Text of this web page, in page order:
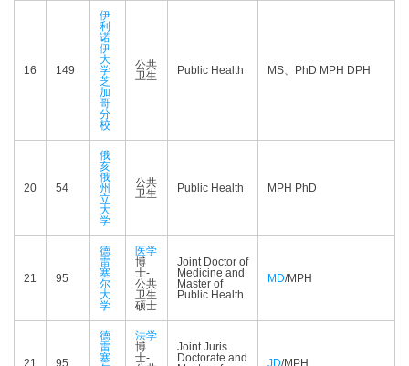
16 149
伊
利
诺
伊
大
学
芝
加
哥
分
校
公共
卫生
Public Health MS、PhD MPH DPH
20 54
俄
亥
俄
州
立
大
学
公共
卫生
Public Health MPH PhD
21 95
德
雷
塞
尔
大
学
医学
博
士-
公共
卫生
硕士
Joint Doctor of
Medicine and
Master of
Public Health
MD/MPH
21 95
德
雷
塞
法学
博
士-
Joint Juris
Doctorate and
JD/MPH